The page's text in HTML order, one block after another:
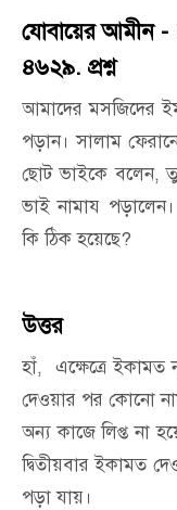
যোবায়ের আমীন -
৪৬২৯. প্রশ্ন
আমাদের মসজিদের
পড়ান। সালাম
ছোট ভাইকে বলেন,
ভাই নামায
কি ঠিক হয়েছে?
উত্তর
হাঁ, এক্ষেত্রে ইকামত
দেওয়ার পর কোনো
অন্য কাজে লিপ্ত না
দ্বিতীয়বার ইকামত
পড়া যায়।